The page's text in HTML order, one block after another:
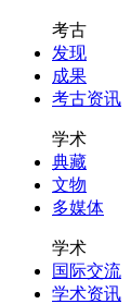
考古
发现
成果
考古资讯
学术
典藏
文物
多媒体
学术
国际交流
学术资讯